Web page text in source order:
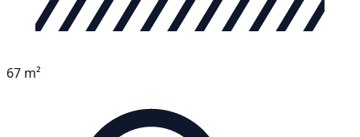
67 m²